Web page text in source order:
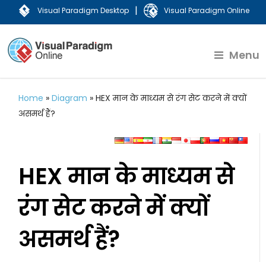
Visual Paradigm Desktop | Visual Paradigm Online
Menu
Home »Diagram »HEX मान के माध्यम से रंग सेट करने में क्यों
असमर्थ हैं?
HEX मान के माध्यम से
रंग सेट करने में क्यों
असमर्थ हैं?